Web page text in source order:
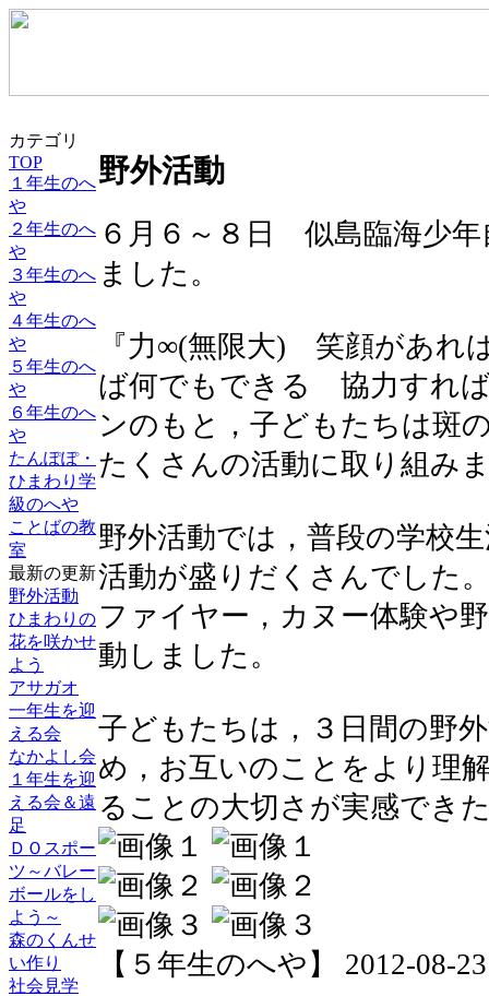
カテゴリ
TOP
１年生のへ
や
２年生のへ
や
３年生のへ
や
４年生のへ
や
５年生のへ
や
６年生のへ
や
たんぽぽ・
ひまわり学
級のへや
ことばの教
室
最新の更新
野外活動
ひまわりの
花を咲かせ
よう
アサガオ
一年生を迎
える会
なかよし会
１年生を迎
える会＆遠
足
ＤＯスポー
ツ～バレー
ボールをし
よう～
森のくんせ
い作り
社会見学
野外活動
６月６～８日 似島臨海少
ました。
『力∞(無限大) 笑顔があ
ば何でもできる 協力すれ
ンのもと，子どもたちは斑
たくさんの活動に取り組み
野外活動では，普段の学校
活動が盛りだくさんでした
ファイヤー，カヌー体験や
動しました。
子どもたちは，３日間の野
め，お互いのことをより理
ることの大切さが実感でき
【５年生のへや】 2012-08-